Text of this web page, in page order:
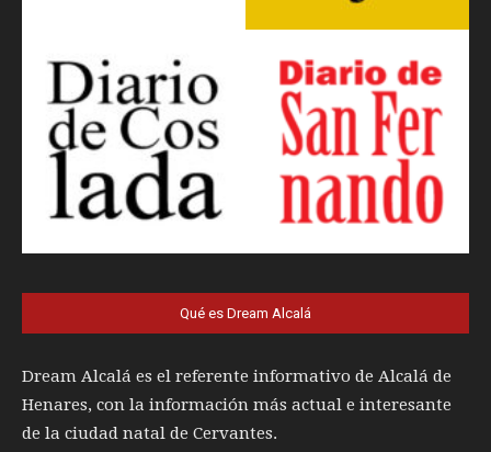
Qué es Dream Alcalá
Dream Alcalá es el referente informativo de Alcalá de
Henares, con la información más actual e interesante
de la ciudad natal de Cervantes.